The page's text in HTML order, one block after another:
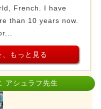
French. I have
than 10 years now.
、もっと見る
アシュラフ先生